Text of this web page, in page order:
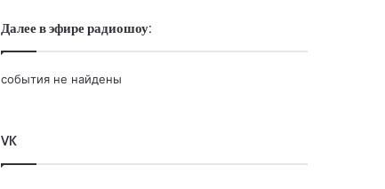
Далее в эфире радиошоу:
события не найдены
VK